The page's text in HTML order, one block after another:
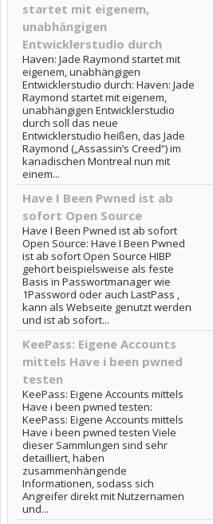
startet mit eigenem,
unabhängigen
Entwicklerstudio durch
Haven: Jade Raymond startet mit
eigenem, unabhängigen
Entwicklerstudio durch: Haven: Jade
Raymond startet mit eigenem,
unabhängigen Entwicklerstudio
durch soll das neue
Entwicklerstudio heißen, das Jade
Raymond („Assassin’s Creed“) im
kanadischen Montreal nun mit
einem...
Have I Been Pwned ist ab
sofort Open Source
Have I Been Pwned ist ab sofort
Open Source: Have I Been Pwned
ist ab sofort Open Source HIBP
gehört beispielsweise als feste
Basis in Passwortmanager wie
1Password oder auch LastPass ,
kann als Webseite genutzt werden
und ist ab sofort...
KeePass: Eigene Accounts
mittels Have i been pwned
testen
KeePass: Eigene Accounts mittels
Have i been pwned testen:
KeePass: Eigene Accounts mittels
Have i been pwned testen Viele
dieser Sammlungen sind sehr
detailliert, haben
zusammenhängende
Informationen, sodass sich
Angreifer direkt mit Nutzernamen
und...